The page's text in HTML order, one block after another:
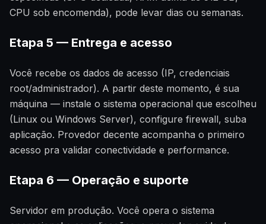
CPU sob encomenda), pode levar dias ou semanas.
Etapa 5 — Entrega e acesso
Você recebe os dados de acesso (IP, credenciais
root/administrador). A partir deste momento, é sua
máquina — instale o sistema operacional que escolheu
(Linux ou Windows Server), configure firewall, suba
aplicação. Provedor decente acompanha o primeiro
acesso pra validar conectividade e performance.
Etapa 6 — Operação e suporte
Servidor em produção. Você opera o sistema